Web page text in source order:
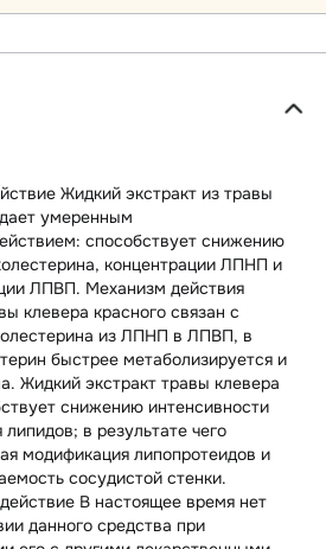
Жидкий экстракт из травы
умеренным
способствует снижению
концентрации ЛПНП и
ЛПВП. Механизм действия
клевера красного связан с
из ЛПНП в ЛПВП, в
быстрее метаболизируется и
Жидкий экстракт травы клевера
снижению интенсивности
в результате чего
модификация липопротеидов и
сосудистой стенки.
В настоящее время нет
данного средства при